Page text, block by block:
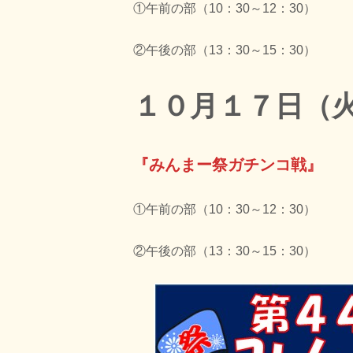
①午前の部（10：30～12：30）
②午後の部（13：30～15：30）
１０月１７日（
『みんまー祭ガチンコ戦』
①午前の部（10：30～12：30）
②午後の部（13：30～15：30）